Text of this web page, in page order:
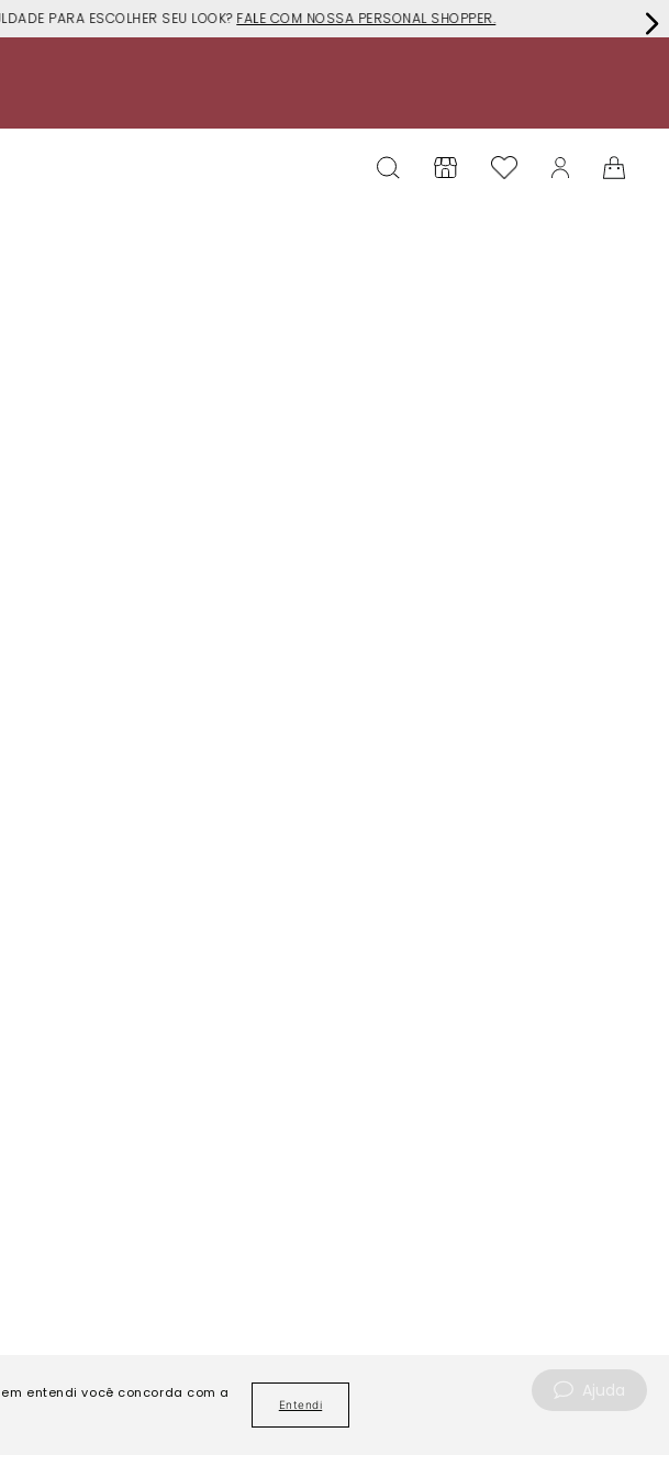
entendi você concorda com a
Entendi
Ajuda
PARA ESCOLHER SEU LOOK? FALE COM NOSSA PERSONAL SHOPPER.